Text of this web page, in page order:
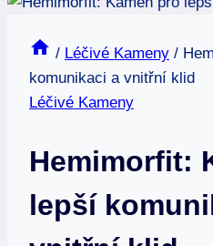
/ Léčivé Kameny /
komunikaci a vnitřní klid
Léčivé Kameny
Hemimorfit:
lepší